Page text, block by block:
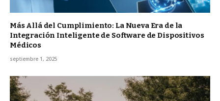
Más Allá del Cumplimiento: La Nueva Era de la
Integración Inteligente de Software de Dispositivos
Médicos
septiembre 1, 2025